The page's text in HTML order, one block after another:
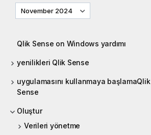
November 2024
Qlik Sense on Windows yardımı
yenilikleri Qlik Sense
uygulamasını kullanmaya başlamaQlik
Sense
Oluştur
Verileri yönetme